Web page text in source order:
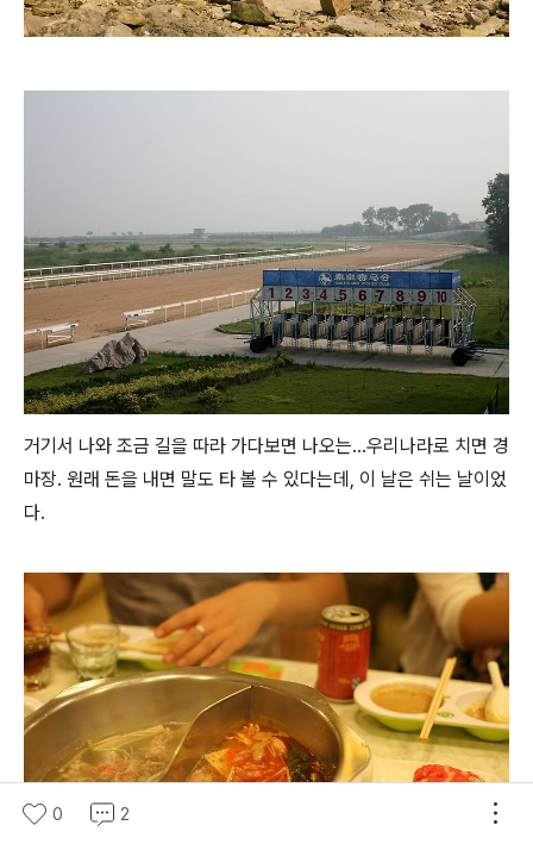
거기서 나와 조금 길을 따라 가다보면 나오는...우리나라로 치면 경
마장. 원래 돈을 내면 말도 타 볼 수 있다는데, 이 날은 쉬는 날이었
다.
0 2